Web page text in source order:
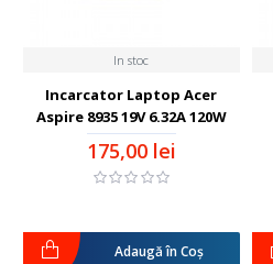
In stoc
Incarcator Laptop Acer
Aspire 8935 19V 6.32A 120W
175,00 lei
Adaugă în Coş